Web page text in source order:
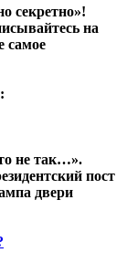
секретно»!
на
самое
не так…».
пост
двери